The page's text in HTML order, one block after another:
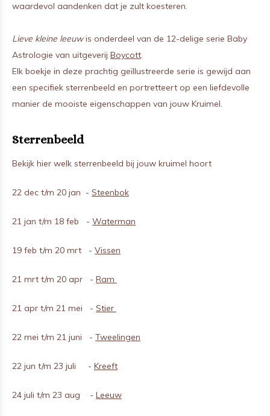
waardevol aandenken dat je zult koesteren.
Lieve kleine leeuwis onderdeel van de 12-delige serie Baby
Astrologie van uitgeverij Boycott.
Elk boekje in deze prachtig geïllustreerde serie is gewijd aan
een specifiek sterrenbeeld en portretteert op een liefdevolle
manier de mooiste eigenschappen van jouw Kruimel.
Sterrenbeeld
Bekijk hier welk sterrenbeeld bij jouw kruimel hoort
22 dec t/m 20 jan - Steenbok
21 jan t/m 18 feb - Waterman
19 feb t/m 20 mrt - Vissen
21 mrt t/m 20 apr - Ram
21 apr t/m 21 mei - Stier
22 mei t/m 21 juni - Tweelingen
22 jun t/m 23 juli - Kreeft
24 juli t/m 23 aug - Leeuw